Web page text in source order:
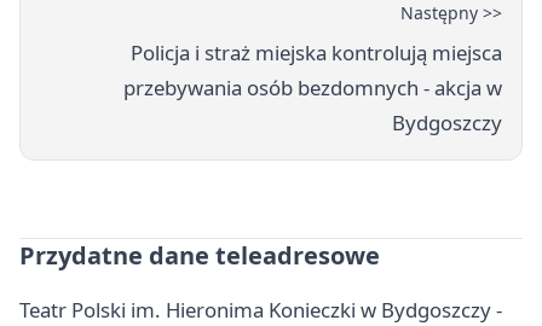
Następny >>
Policja i straż miejska kontrolują miejsca
przebywania osób bezdomnych - akcja w
Bydgoszczy
Przydatne dane teleadresowe
Teatr Polski im. Hieronima Konieczki w Bydgoszczy -